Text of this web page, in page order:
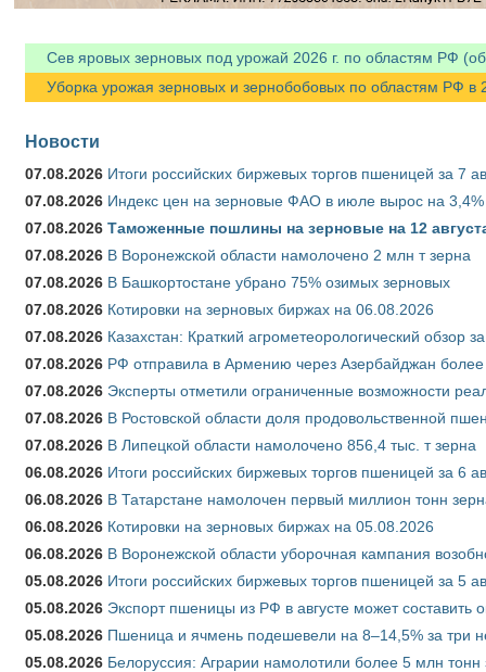
Сев яровых зерновых под урожай 2026 г. по областям РФ
Уборка урожая зерновых и зернобобовых по областям РФ в
Новости
07.08.2026 Итоги российских биржевых торгов пшеницей за 7
07.08.2026 Индекс цен на зерновые ФАО в июле вырос на 3,4%
07.08.2026 Таможенные пошлины на зерновые на 12
07.08.2026 В Воронежской области намолочено 2 млн т зерна
07.08.2026 В Башкортостане убрано 75% озимых зерновых
07.08.2026 Котировки на зерновых биржах на 06.08.2026
07.08.2026 Казахстан: Краткий агрометеорологический обзор
07.08.2026 РФ отправила в Армению через Азербайджан более
07.08.2026 Эксперты отметили ограниченные возможности
07.08.2026 В Ростовской области доля продовольственной
07.08.2026 В Липецкой области намолочено 856,4 тыс. т зерна
06.08.2026 Итоги российских биржевых торгов пшеницей за 6
06.08.2026 В Татарстане намолочен первый миллион тонн
06.08.2026 Котировки на зерновых биржах на 05.08.2026
06.08.2026 В Воронежской области уборочная кампания
05.08.2026 Итоги российских биржевых торгов пшеницей за 5
05.08.2026 Экспорт пшеницы из РФ в августе может составить
05.08.2026 Пшеница и ячмень подешевели на 8–14,5% за три
05.08.2026 Белоруссия: Аграрии намолотили более 5 млн тонн